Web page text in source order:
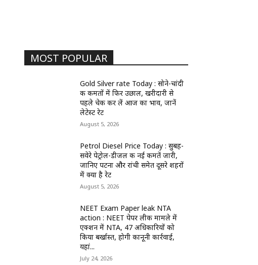
MOST POPULAR
Gold Silver rate Today : सोने-चांदी
की कीमतों में फिर उछाल, खरीदारी से
पहले चेक कर लें आज का भाव, जानें
लेटेस्ट रेट
August 5, 2026
Petrol Diesel Price Today : सुबह-
सवेरे पेट्रोल-डीजल की नई कीमतें जारी,
जानिए पटना और रांची समेत दूसरे शहरों
में क्या है रेट
August 5, 2026
NEET Exam Paper leak NTA
action : NEET पेपर लीक मामले में
एक्शन में NTA, 47 अधिकारियों को
किया बर्खास्त, होगी कानूनी कार्रवाई,
यहां...
July 24, 2026